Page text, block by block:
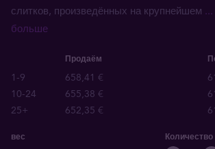
слитков, произведённых на крупнейшем
больше
Продаём
1-9 658,41 €
10-24
655,38 €
25+
652,35 €
вес Количество